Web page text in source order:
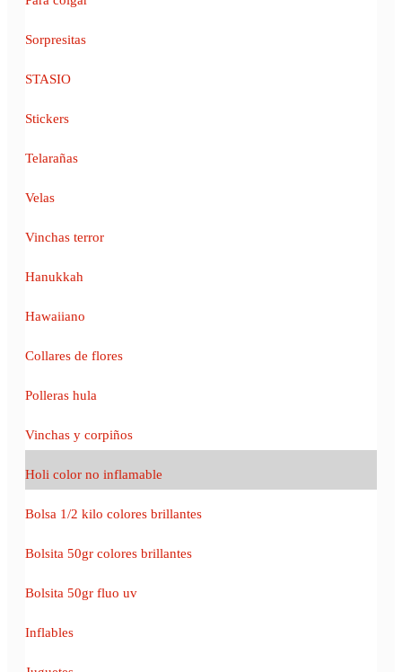
Sorpresitas
STASIO
Stickers
Telarañas
Velas
Vinchas terror
Hanukkah
Hawaiiano
Collares de flores
Polleras hula
Vinchas y corpiños
Holi color no inflamable
Bolsa 1/2 kilo colores brillantes
Bolsita 50gr colores brillantes
Bolsita 50gr fluo uv
Inflables